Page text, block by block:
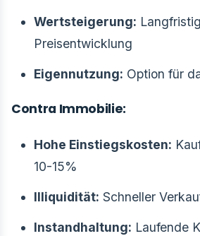
Wertsteigerung:
Preisentwicklung
Eigennutzung: Option für
Contra Immobilie:
Hohe Einstiegskosten:
10-15%
Illiquidität: Schneller
Instandhaltung: Laufende